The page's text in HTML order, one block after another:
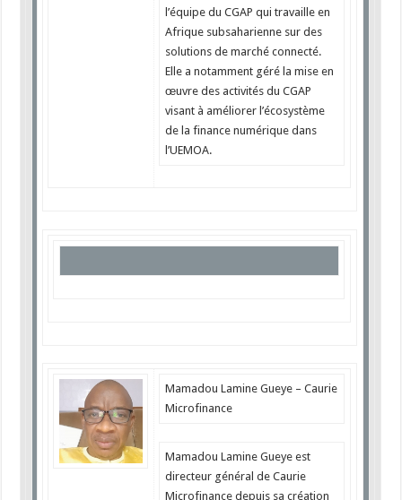
l’équipe du CGAP qui travaille en
Afrique subsaharienne sur des
solutions de marché connecté.
Elle a notamment géré la mise en
œuvre des activités du CGAP
visant à améliorer l’écosystème
de la finance numérique dans
l’UEMOA.
Mamadou Lamine Gueye – Caurie
Microfinance
Mamadou Lamine Gueye est
directeur général de Caurie
Microfinance depuis sa création